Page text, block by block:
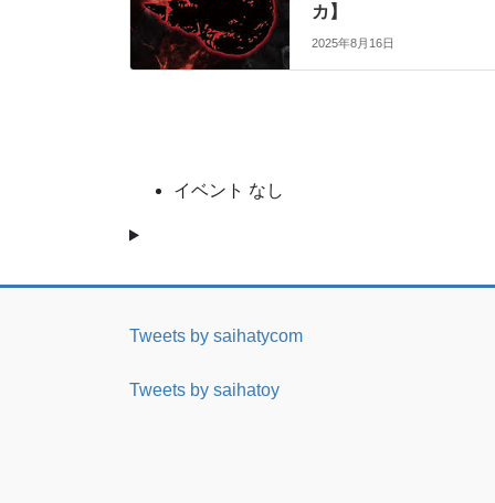
カ】
2025年8月16日
イベント なし
Tweets by saihatycom
Tweets by saihatoy